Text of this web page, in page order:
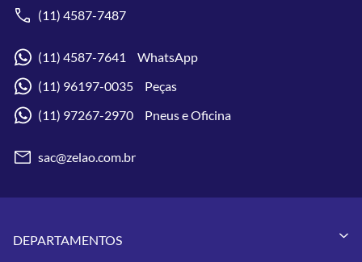
(11) 4587-7487
(11) 4587-7641 WhatsApp
(11) 96197-0035 Peças
(11) 97267-2970 Pneus e Oficina
sac@zelao.com.br
DEPARTAMENTOS